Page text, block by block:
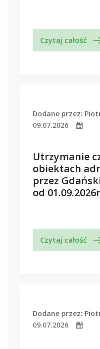
Czytaj całość
Dodane przez:
09.07.2026
Utrzymanie
obiektach
przez
od
Czytaj całość
Dodane przez:
09.07.2026